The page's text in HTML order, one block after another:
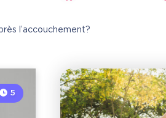
l’accouchement?
5